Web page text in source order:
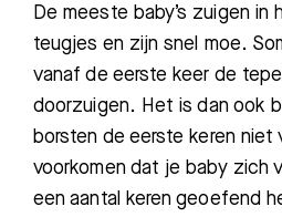
De meeste baby’s zuigen in
teugjes en zijn snel moe.
vanaf de eerste keer de
doorzuigen. Het is dan ook
borsten de eerste keren
voorkomen dat je baby zich
een aantal keren geoefend